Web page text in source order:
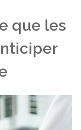
que les